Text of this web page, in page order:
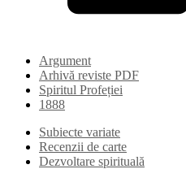
Argument
Arhivă reviste PDF
Spiritul Profeției
1888
Subiecte variate
Recenzii de carte
Dezvoltare spirituală